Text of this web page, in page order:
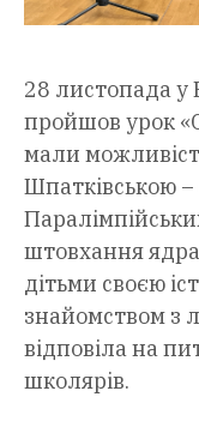
28 листопада у
пройшов урок
мали
Шпатківською
штовхання
дітьми своєю
знайомством з
відповіла на
школярів.